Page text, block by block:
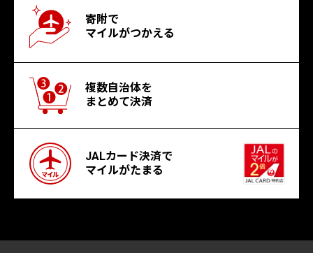
寄附で
マイルがつかえる
複数自治体を
まとめて決済
JALカード決済で
マイルがたまる